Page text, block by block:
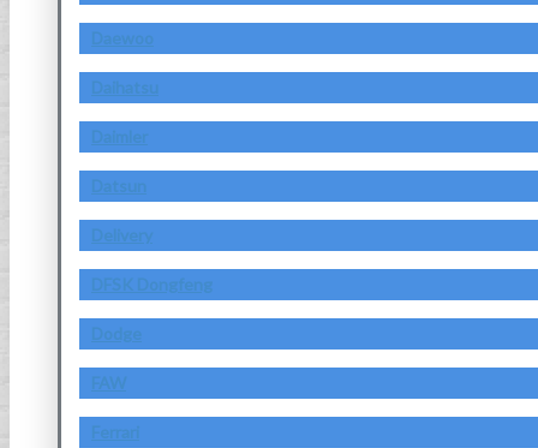
Daewoo
Daihatsu
Daimler
Datsun
Delivery
DFSK Dongfeng
Dodge
FAW
Ferrari